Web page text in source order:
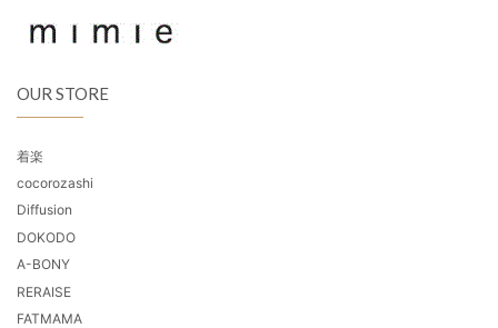
OUR STORE
着楽
cocorozashi
Diffusion
DOKODO
A-BONY
RERAISE
FATMAMA